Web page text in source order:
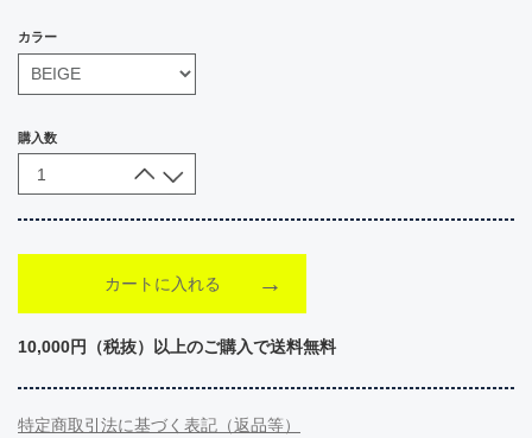
カラー
購入数
カートに入れる
10,000円（税抜）以上のご購入で送料無料
特定商取引法に基づく表記（返品等）